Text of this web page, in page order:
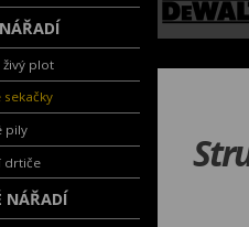
živý plot
sekačky
pily
drtiče
NÁŘADÍ